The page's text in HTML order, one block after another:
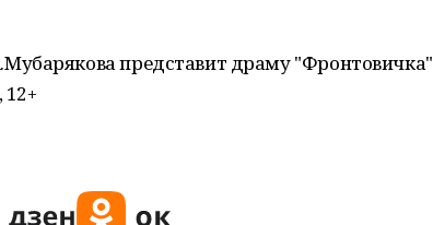
представит драму "Фронтовичка"